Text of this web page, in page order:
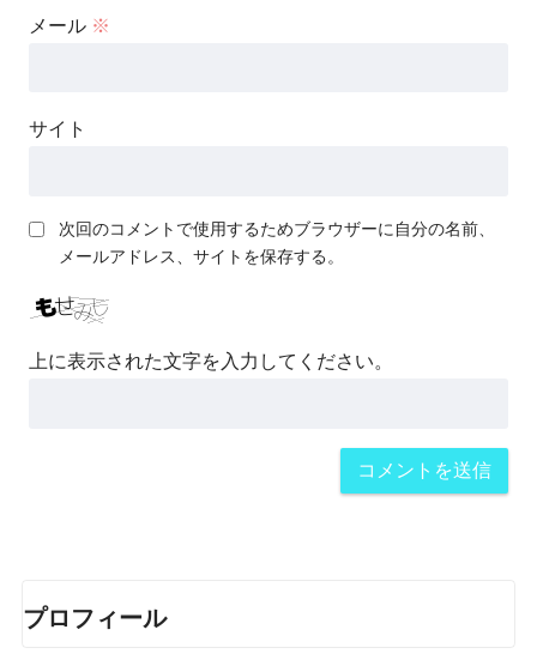
メール ※
サイト
次回のコメントで使用するためブラウザーに自分の名前、
メールアドレス、サイトを保存する。
上に表示された文字を入力してください。
プロフィール